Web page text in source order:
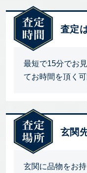
査定
最短で15分でお
てお時間を頂く
玄関
玄関に品物をお